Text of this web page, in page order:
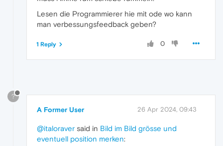
Lesen die Programmierer hie mit ode wo kann
man verbessungsfeedback geben?
0
1 Reply
?
A Former User 26 Apr 2024, 09:43
@italoraver said in Bild im Bild grösse und
eventuell position merken: